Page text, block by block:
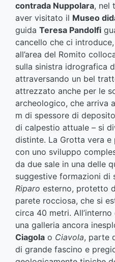
contrada Nuppolara, nel
aver visitato il Museo
guida Teresa Pandolfi
cancello che ci
all’area del Romito
sulla sinistra idrografica
attraversando un bel
attrezzato anche per le
archeologico, che arriva
m di spessore di
di calpestio attuale – si
distinte. La Grotta vera
con uno sviluppo
da due sale in una delle
suggestive formazioni di
Riparo esterno, protetto
parete rocciosa, che si
circa 40 metri.
una galleria ancora
Ciagola o Ciavola, parte
di grande fascino e